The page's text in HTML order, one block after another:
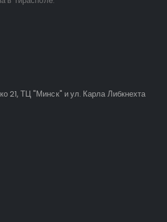
21, ТЦ "Минск" и ул. Карла Либкнехта